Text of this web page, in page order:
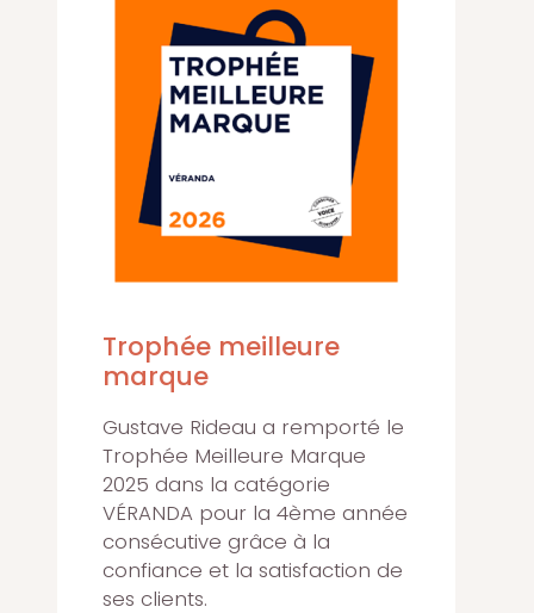
Trophée meilleure
marque
Gustave Rideau a remporté le
Trophée Meilleure Marque
2025 dans la catégorie
VÉRANDA pour la 4ème année
consécutive grâce à la
confiance et la satisfaction de
ses clients.